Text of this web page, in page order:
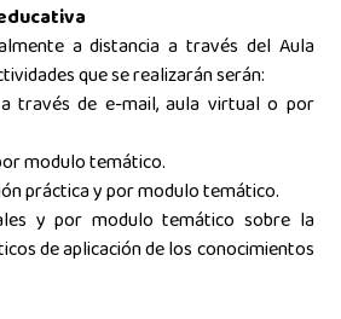
a distancia a través del Aula
que se realizarán serán:
través de e-mail, aula virtual o por
modulo temático.
práctica y por modulo temático.
y por modulo temático sobre la
de aplicación de los conocimientos